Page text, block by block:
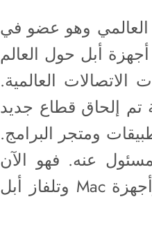
وهو عضو في
أبل حول العالم
العالمية.
تم إلحاق قطاع جديد
ومتجر البرامج.
عنه. فهو الآن
المسئول عن التسويق للآي فون والآي باد والآي بود تاتش وأجهزة Mac وتلفاز أبل